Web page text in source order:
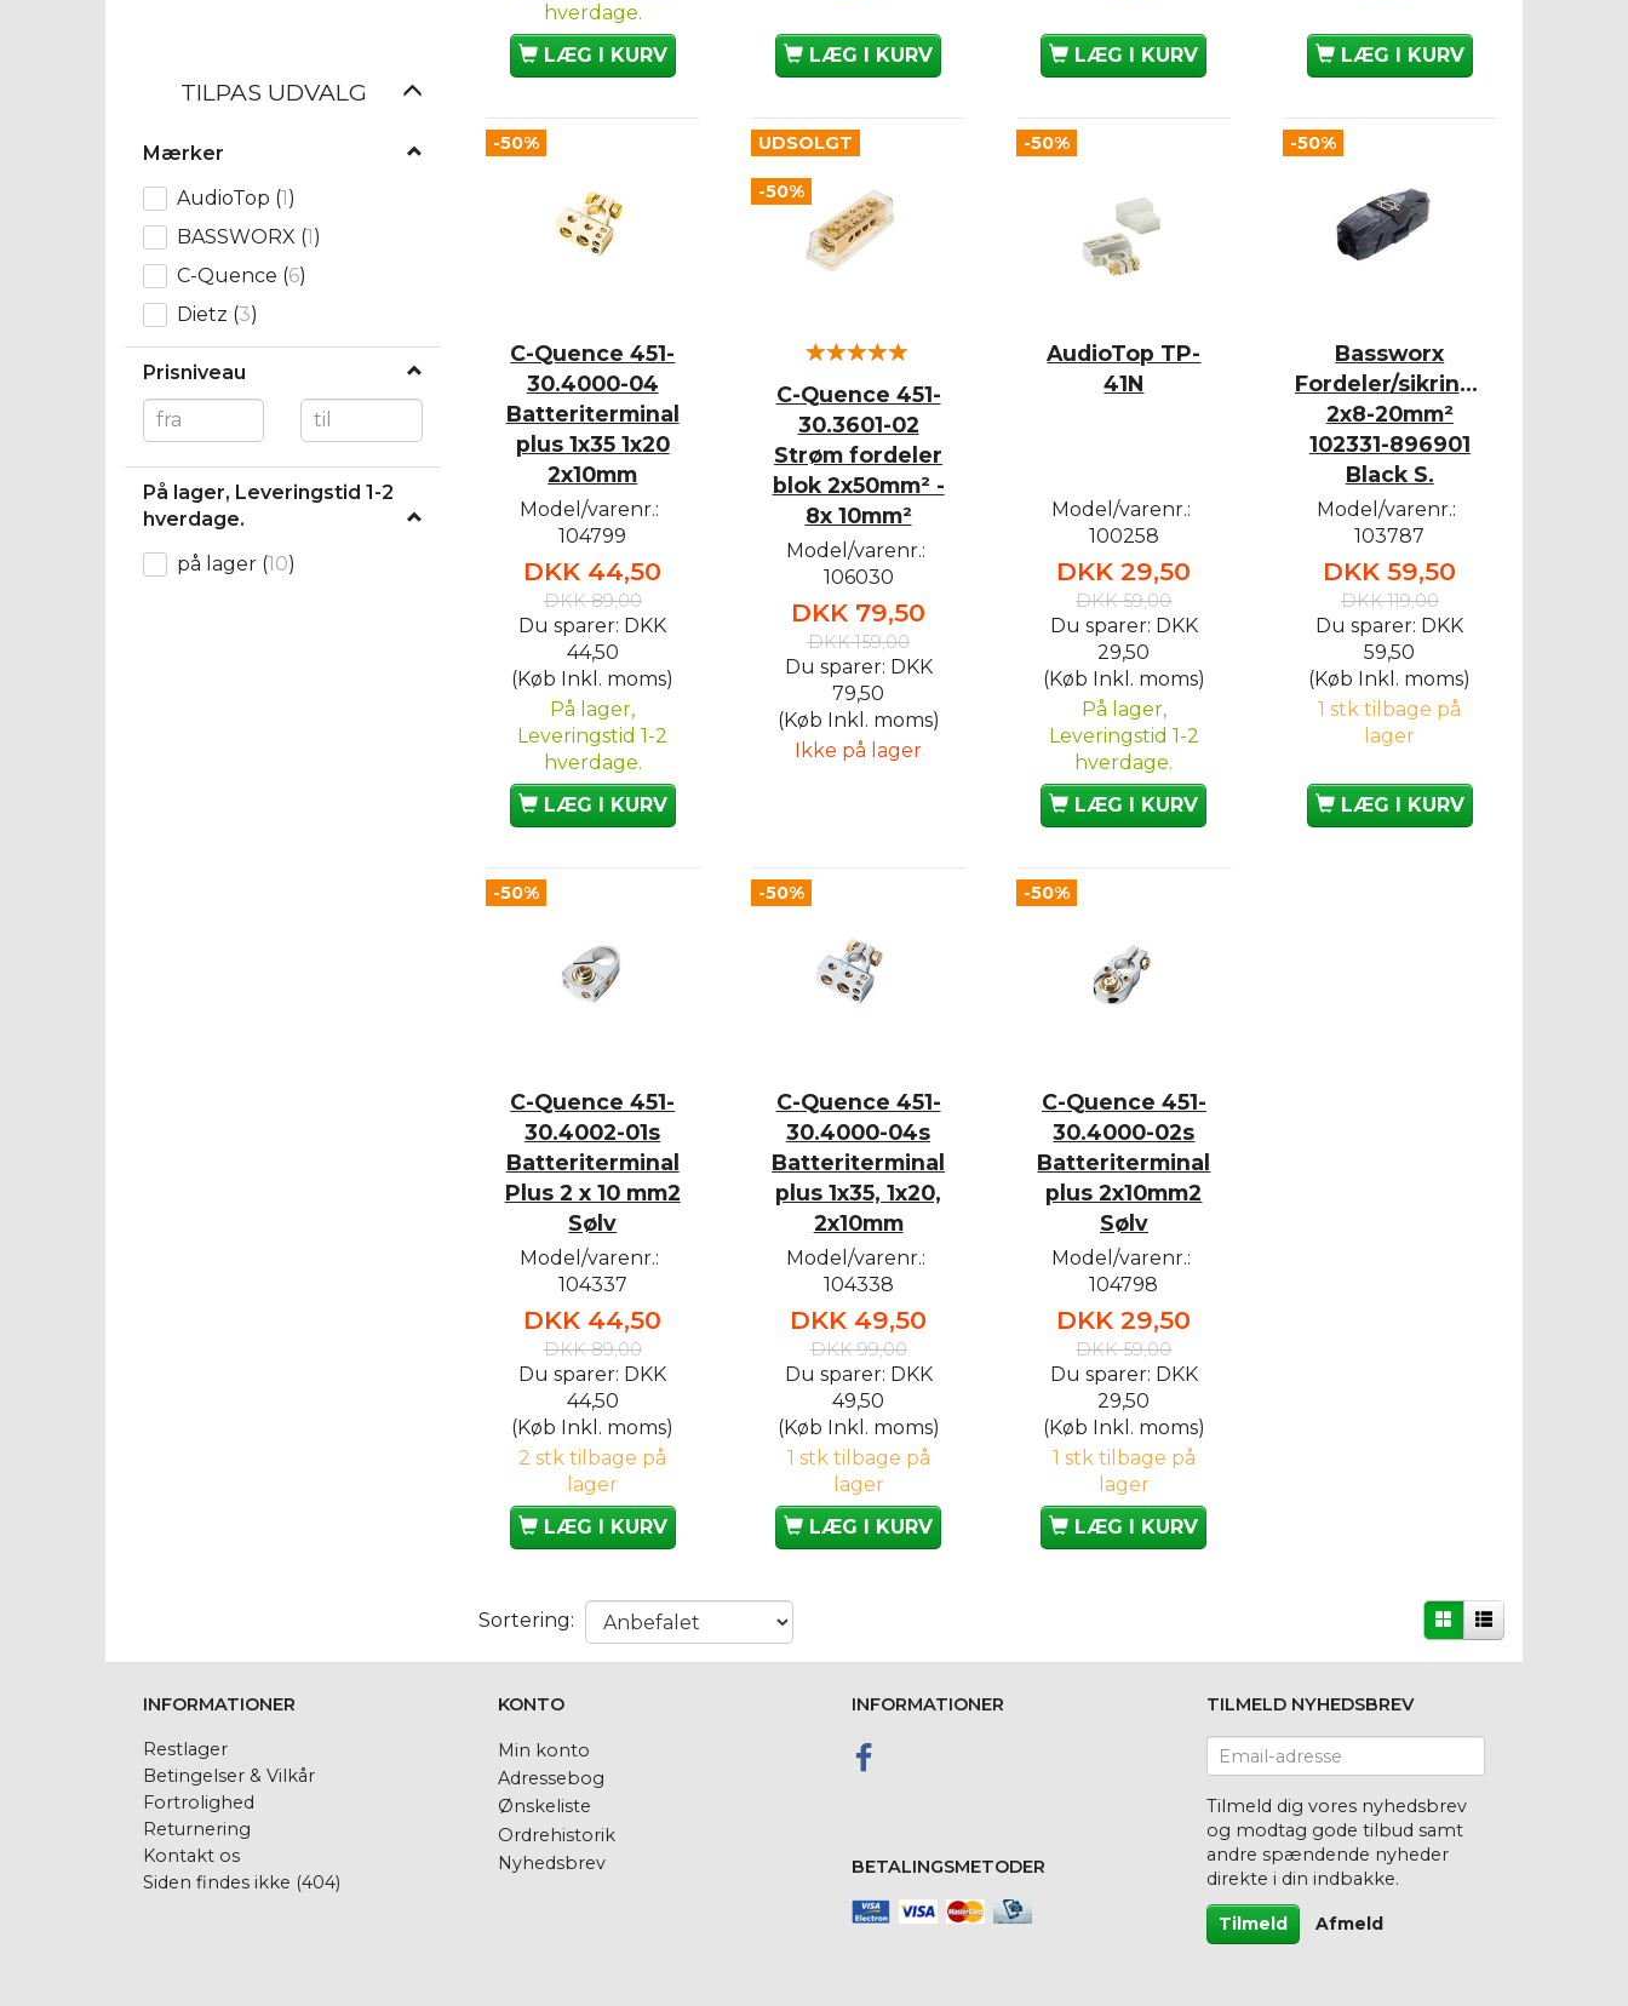
TILPAS UDVALG
filter
Mærker
AudioTop (1)
BASSWORX (1)
C-Quence (6)
Dietz (3)
Prisniveau
På lager, Leveringstid 1-2
hverdage.
på lager (10)
hverdage.
LÆG I KURV
LÆG I KURV LÆG I KURV LÆG I KURV
-50%
C-Quence 451-
30.4000-04
Batteriterminal
plus 1x35 1x20
2x10mm
Model/varenr.:
104799
DKK 44,50
DKK 89,00
Du sparer: DKK
44,50
(Køb Inkl. moms)
På lager,
Leveringstid 1-2
hverdage.
LÆG I KURV
UDSOLGT
-50%
C-Quence 451-
30.3601-02
Strøm fordeler
blok 2x50mm² -
8x 10mm²
Model/varenr.:
106030
DKK 79,50
DKK 159,00
Du sparer: DKK
79,50
(Køb Inkl. moms)
Ikke på lager
-50%
AudioTop TP-
41N
Model/varenr.:
100258
DKK 29,50
DKK 59,00
Du sparer: DKK
29,50
(Køb Inkl. moms)
På lager,
Leveringstid 1-2
hverdage.
LÆG I KURV
-50%
Bassworx
Fordeler/sikringsboks
2x8-20mm²
102331-896901
Black S.
Model/varenr.:
103787
DKK 59,50
DKK 119,00
Du sparer: DKK
59,50
(Køb Inkl. moms)
1 stk tilbage på
lager
LÆG I KURV
-50%
C-Quence 451-
30.4002-01s
Batteriterminal
Plus 2 x 10 mm2
Sølv
Model/varenr.:
104337
DKK 44,50
DKK 89,00
Du sparer: DKK
44,50
(Køb Inkl. moms)
2 stk tilbage på
lager
LÆG I KURV
-50%
C-Quence 451-
30.4000-04s
Batteriterminal
plus 1x35, 1x20,
2x10mm
Model/varenr.:
104338
DKK 49,50
DKK 99,00
Du sparer: DKK
49,50
(Køb Inkl. moms)
1 stk tilbage på
lager
LÆG I KURV
-50%
C-Quence 451-
30.4000-02s
Batteriterminal
plus 2x10mm2
Sølv
Model/varenr.:
104798
DKK 29,50
DKK 59,00
Du sparer: DKK
29,50
(Køb Inkl. moms)
1 stk tilbage på
lager
LÆG I KURV
Sortering:
INFORMATIONER
Restlager
Betingelser & Vilkår
Fortrolighed
Returnering
Kontakt os
Siden findes ikke (404)
KONTO
Min konto
Adressebog
Ønskeliste
Ordrehistorik
Nyhedsbrev
INFORMATIONER
BETALINGSMETODER
TILMELD NYHEDSBREV
Email-
adresse
Tilmeld dig vores nyhedsbrev
og modtag gode tilbud samt
andre spændende nyheder
direkte i din indbakke.
Tilmeld Afmeld